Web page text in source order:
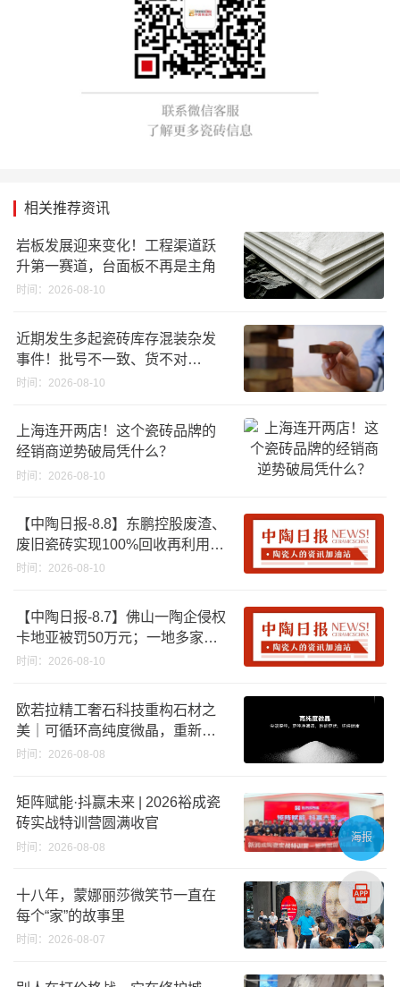
相关推荐资讯
岩板发展迎来变化！工程渠道跃
升第一赛道，台面板不再是主角
时间：2026-08-10
近期发生多起瓷砖库存混装杂发
事件！批号不一致、货不对
板……
时间：2026-08-10
上海连开两店！这个瓷砖品牌的
经销商逆势破局凭什么？
时间：2026-08-10
【中陶日报-8.8】东鹏控股废渣、
废旧瓷砖实现100%回收再利用；
江西一陶企资产将以2670.88万起
合格
时间：2026-08-10
【中陶日报-8.7】佛山一陶企侵权
卡地亚被罚50万元；一地多家陶
企将涨价；福建持续推进“煤改气”
时间：2026-08-10
欧若拉精工奢石科技重构石材之
美｜可循环高纯度微晶，重新定
义高端奢石原料
时间：2026-08-08
矩阵赋能·抖赢未来 | 2026裕成瓷
砖实战特训营圆满收官
时间：2026-08-08
十八年，蒙娜丽莎微笑节一直在
每个“家”的故事里
时间：2026-08-07
海报